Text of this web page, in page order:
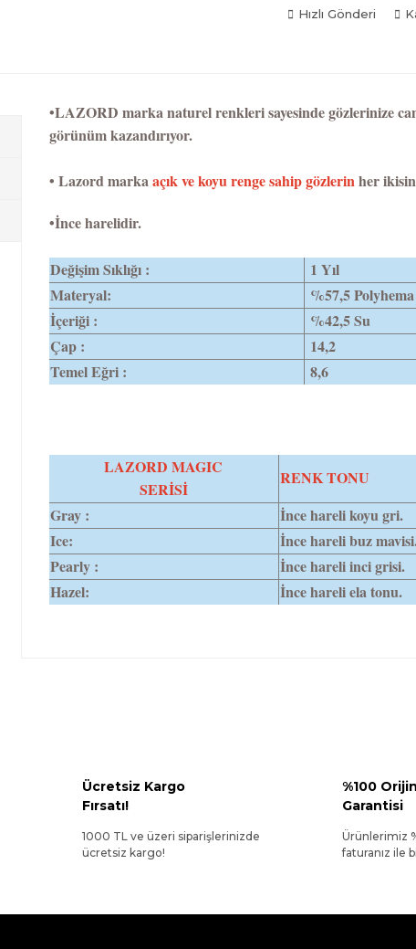
Hızlı Gönderi
•LAZORD marka naturel renkleri sayesinde gözlerinize
görünüm kazandırıyor.
• Lazord markaaçık ve koyu renge sahip gözlerinher
•İnce harelidir.
Değişim Sıklığı :
1 Yıl
Materyal:
%57,5 Polyhema
İçeriği :
%42,5 Su
Çap :
14,2
Temel Eğri :
8,6
LAZORD MAGIC
SERİSİ
RENK TONU
Gray :
İnce hareli koyu gri.
Ice:
İnce hareli buz
Pearly :
İnce hareli inci grisi.
Hazel:
İnce hareli ela tonu.
Ücretsiz Kargo
Fırsatı!
1000 TL ve üzeri siparişlerinizde
ücretsiz kargo!
%100
Garantisi
Ürünlerimiz
faturanız ile